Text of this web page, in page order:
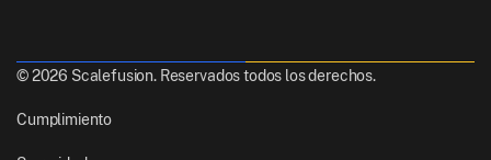
© 2026 Scalefusion. Reservados todos los derechos.
Cumplimiento